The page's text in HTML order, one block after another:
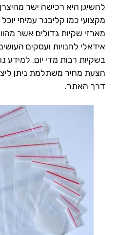
להשיגן היא רכישה ישר
מקצועי כמו קליבנר עמיחי
מארזי שקיות גדולים אשר
אידאלי לחנויות ועסקים
בשקיות רבות מדי יום. למידע
הצעת מחיר משתלמת ניתן
דרך האתר.